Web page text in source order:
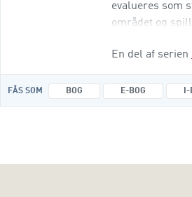
evalueres som
området og
En del af serien
FÅS SOM BOG E-BOG I-